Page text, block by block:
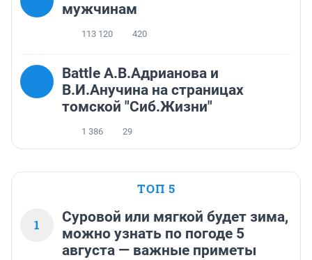
мужчинам
113 120 420
Battle А.В.Адрианова и
В.И.Анучина на страницах
томской "Сиб.Жизни"
1 386 29
ТОП 5
1
Суровой или мягкой будет зима,
можно узнать по погоде 5
августа — важные приметы